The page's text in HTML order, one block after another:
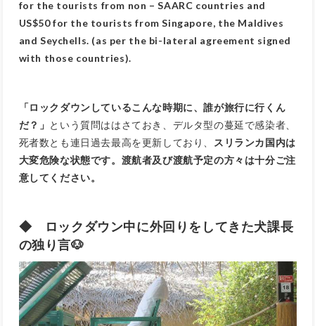
for the tourists from non – SAARC countries and
US$50 for the tourists from Singapore, the Maldives
and Seychells. (as per the bi-lateral agreement signed
with those countries).
「ロックダウンしているこんな時期に、誰が旅行に行くん
だ？」 という質問ははさておき、デルタ型の蔓延で感染者、
死者数とも連日過去最高を更新しており、
スリランカ国内は
大変危険な状態です。渡航者及び渡航予定の方々は十分ご注
意してください。
◆ ロックダウン中に外回りをしてきた犬課長
の独り言🐶